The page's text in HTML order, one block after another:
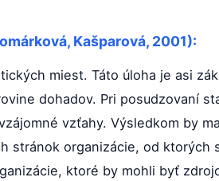
Kašparová, 2001):
miest. Táto úloha je asi
dohadov. Pri posudzovaní
vzťahy. Výsledkom by
stránok organizácie, od ktorých
ktoré by mohli byť